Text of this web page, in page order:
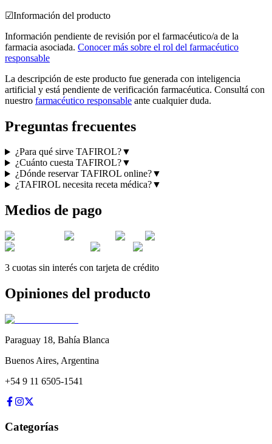
☑Información del producto
Información pendiente de revisión por el farmacéutico/a de la
farmacia asociada. Conocer más sobre el rol del farmacéutico
responsable
La descripción de este producto fue generada con inteligencia
artificial y está pendiente de verificación farmacéutica. Consultá con
nuestro farmacéutico responsable ante cualquier duda.
Preguntas frecuentes
¿Para qué sirve TAFIROL?▼
¿Cuánto cuesta TAFIROL?▼
¿Dónde reservar TAFIROL online?▼
¿TAFIROL necesita receta médica?▼
Medios de pago
3 cuotas sin interés con tarjeta de crédito
Opiniones del producto
Paraguay 18, Bahía Blanca
Buenos Aires, Argentina
+54 9 11 6505-1541
Categorías